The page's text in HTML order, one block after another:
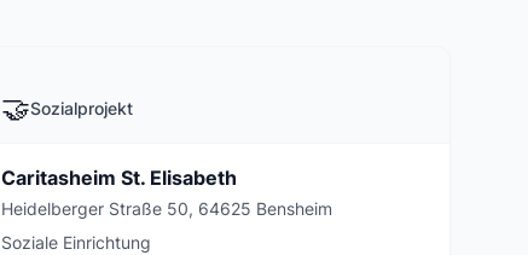
🤝Sozialprojekt
Caritasheim St. Elisabeth
Heidelberger Straße 50, 64625 Bensheim
Soziale Einrichtung